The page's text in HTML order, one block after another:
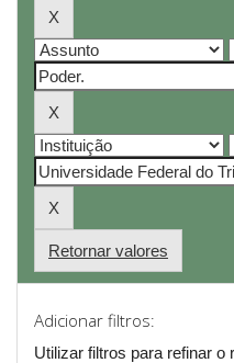
Retornar valores
Adicionar filtros:
Utilizar filtros para refinar o